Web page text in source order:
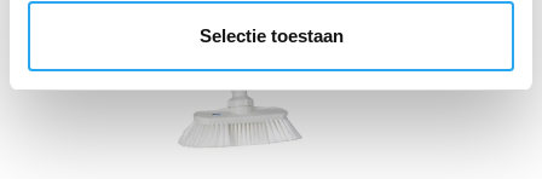
t
Selectie toestaan